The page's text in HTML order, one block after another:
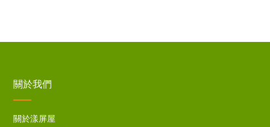
關於我們
關於漾屏屋